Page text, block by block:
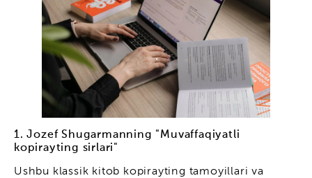
1. Jozef Shugarmanning "Muvaffaqiyatli
kopirayting sirlari"
Ushbu klassik kitob kopirayting tamoyillari va